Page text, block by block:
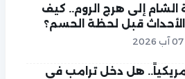
إلى هرج الروم.. كيف
قبل لحظة الحسم؟
هل دخل ترامب في